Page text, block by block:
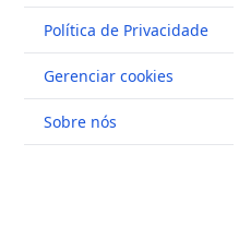
Política de Privacidade
Gerenciar cookies
Sobre nós